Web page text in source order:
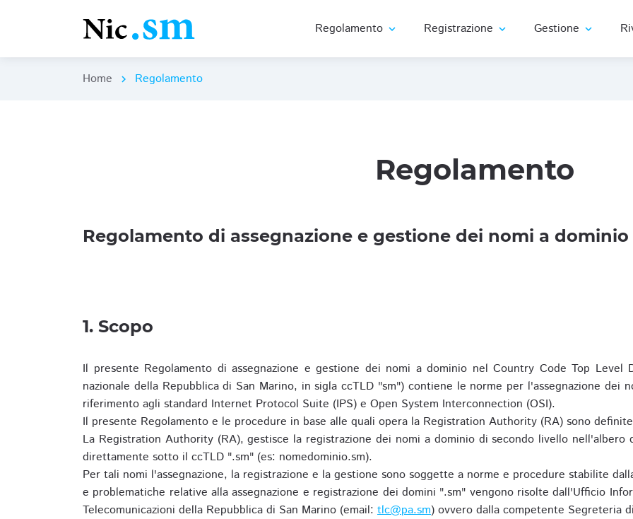
Regolamento expand_more Registrazione expand_more Gestione expand_more
Home chevron_right Regolamento
Regolamento
Regolamento di assegnazione e gestione dei nomi a dominio
1. Scopo
Il presente Regolamento di assegnazione e gestione dei nomi a dominio nel Country Code Top Level
nazionale della Repubblica di San Marino, in sigla ccTLD "sm") contiene le norme per l'assegnazione dei
riferimento agli standard Internet Protocol Suite (IPS) e Open System Interconnection (OSI).
Il presente Regolamento e le procedure in base alle quali opera la Registration Authority (RA) sono
La Registration Authority (RA), gestisce la registrazione dei nomi a dominio di secondo livello nell'albero
direttamente sotto il ccTLD ".sm" (es: nomedominio.sm).
Per tali nomi l'assegnazione, la registrazione e la gestione sono soggette a norme e procedure stabilite
e problematiche relative alla assegnazione e registrazione dei domini ".sm" vengono risolte dall'Ufficio
Telecomunicazioni della Repubblica di San Marino (email: tlc@pa.sm) ovvero dalla competente Segreteria